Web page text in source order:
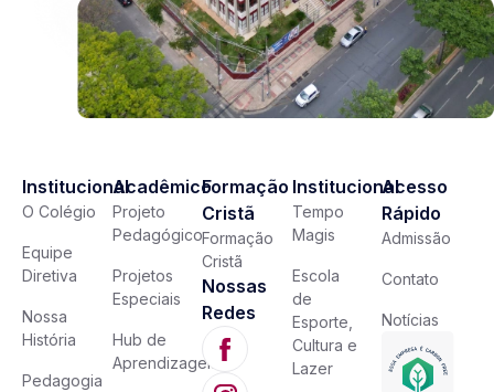
Institucional
O Colégio
Equipe
Diretiva
Nossa
História
Pedagogia
Acadêmico
Projeto
Pedagógico
Projetos
Especiais
Hub de
Aprendizagem
Formação
Cristã
Formação
Cristã
Nossas
Redes
Institucional
Tempo
Magis
Escola
de
Esporte,
Cultura e
Lazer
Acesso
Rápido
Admissão
Contato
Notícias